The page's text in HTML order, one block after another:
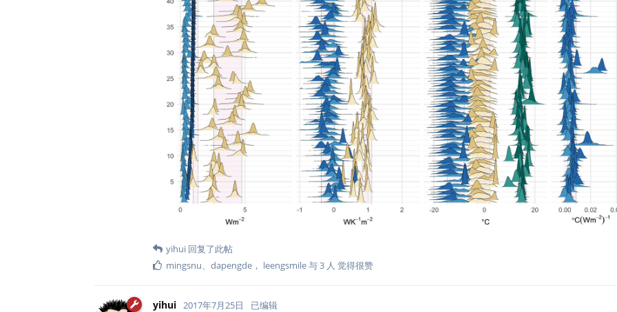
yihui 回复了此帖
mingsnu、 dapengde ， leengsmile与3 人 觉得很赞
yihui 2017年7月25日 已编辑